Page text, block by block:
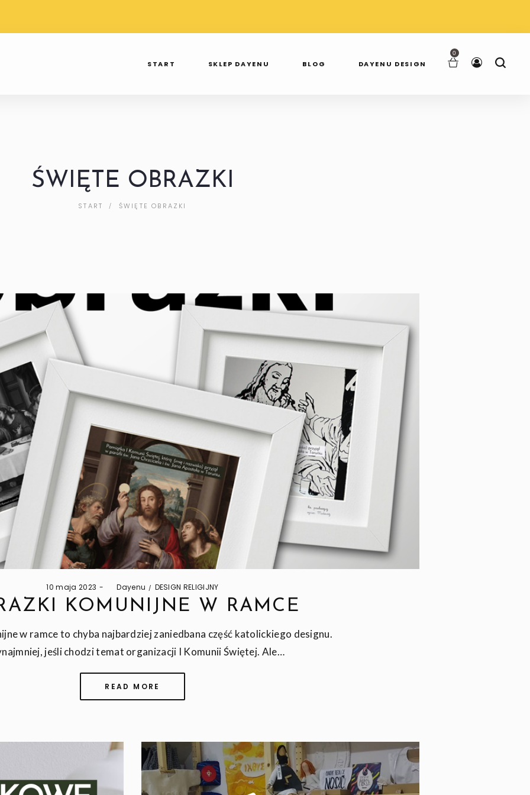
0
START SKLEP DAYENU BLOG DAYENU DESIGN
ŚWIĘTE OBRAZKI
START / ŚWIĘTE OBRAZKI
Posted
on
10 maja 2023 byDayenu
Posted
in
DESIGN RELIGIJNY
KOMUNIJNE W RAMCE
w ramce to chyba najbardziej zaniedbana część katolickiego designu.
jeśli chodzi temat organizacji I Komunii Świętej. Ale…
READ MORE